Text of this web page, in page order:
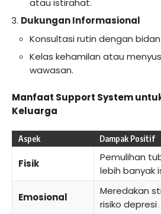
atau istirahat.
Dukungan Informasional
Konsultasi rutin dengan
Kelas kehamilan atau
wawasan.
Manfaat Support System
Keluarga
Aspek Dampak Positif
Fisik
Pemulihan
lebih banyak
Emosional
Meredakan
risiko depresi